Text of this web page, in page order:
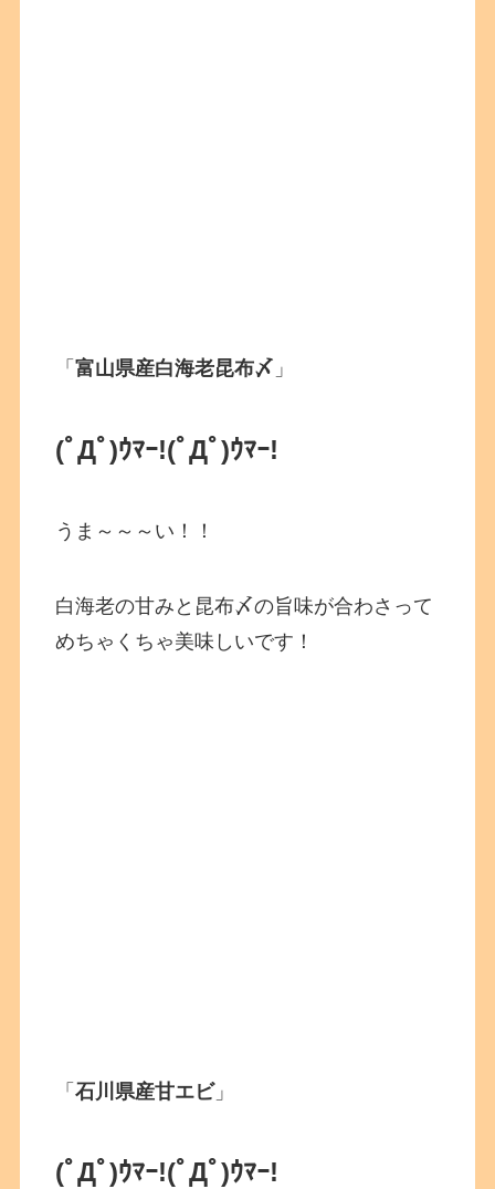
「富山県産白海老昆布〆 」
(ﾟДﾟ)ｳﾏｰ!(ﾟДﾟ)ｳﾏｰ!
うま～～～い！！
白海老の甘みと昆布〆の旨味が合わさって
めちゃくちゃ美味しいです！
「石川県産甘エビ」
(ﾟДﾟ)ｳﾏｰ!(ﾟДﾟ)ｳﾏｰ!